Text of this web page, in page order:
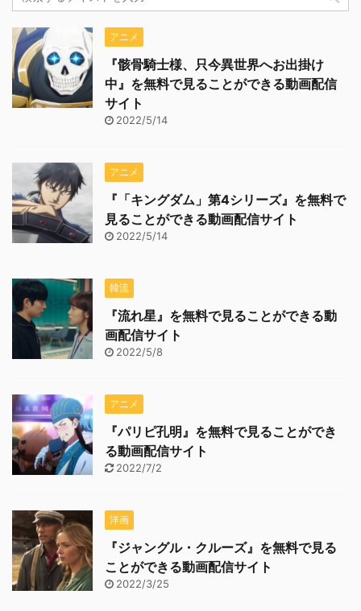
アニメ
『骸骨騎士様、只今異世界へお出掛け
中』を無料で見ることができる動画配信
サイト
2022/5/14
アニメ
『「キングダム」第4シリーズ』を無料で
見ることができる動画配信サイト
2022/5/14
韓流
『流れ星』を無料で見ることができる動
画配信サイト
2022/5/8
アニメ
『パリピ孔明』を無料で見ることができ
る動画配信サイト
2022/7/2
洋画
『ジャングル・クルーズ』を無料で見る
ことができる動画配信サイト
2022/3/25